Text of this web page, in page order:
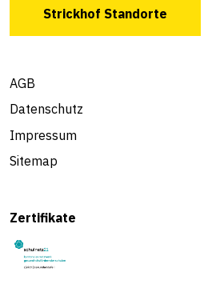
Strickhof Standorte
AGB
Datenschutz
Impressum
Sitemap
Zertifikate